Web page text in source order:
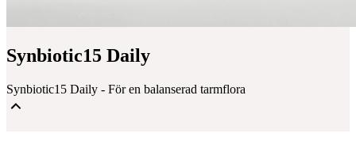
Synbiotic15 Daily
Synbiotic15 Daily - För en balanserad tarmflora